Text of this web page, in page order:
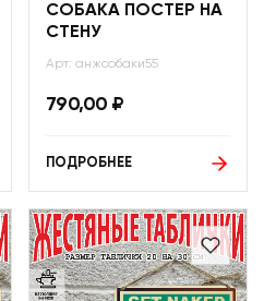
СОБАКА ПОСТЕР НА
СТЕНУ
Арт: анжсобаки55
790,00 ₽
ПОДРОБНЕЕ